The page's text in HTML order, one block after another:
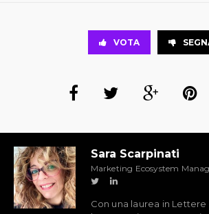
VOTA
Sara Scarpinati
Marketing Ecosystem
Con una laurea in Lettere